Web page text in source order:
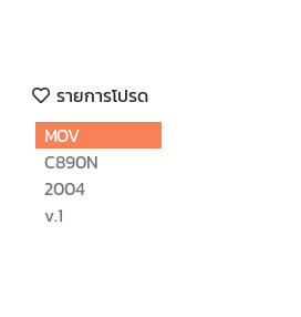
รายการโปรด
MOV
C890N
2004
v.1